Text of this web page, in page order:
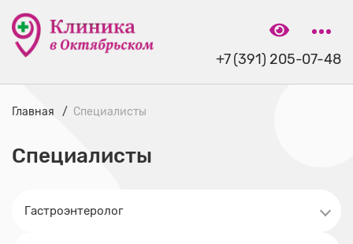
+7 (391) 205-07-48
Главная Специалисты
Специалисты